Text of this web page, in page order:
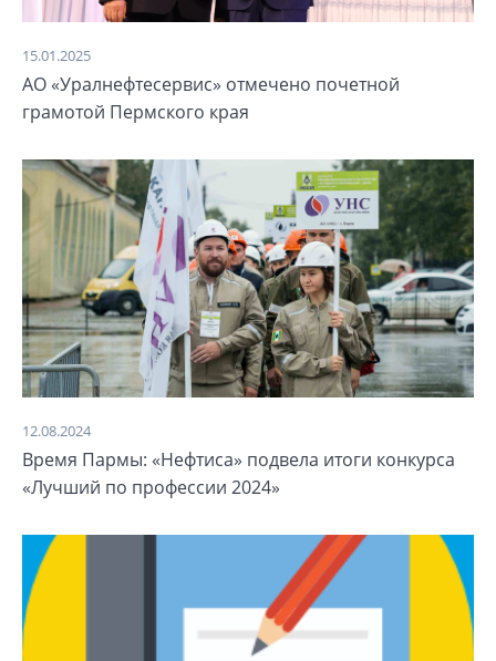
15.01.2025
АО «Уралнефтесервис» отмечено почетной
грамотой Пермского края
12.08.2024
Время Пармы: «Нефтиса» подвела итоги конкурса
«Лучший по профессии 2024»